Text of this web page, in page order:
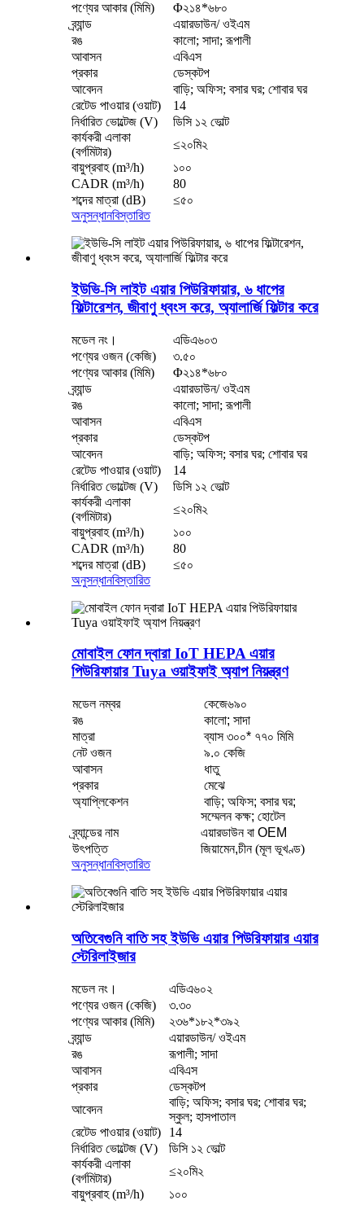
পণ্যের আকার (মিমি)
Φ২১৪*৬৮০
ব্র্যান্ড
এয়ারডাউন/ ওইএম
রঙ
কালো; সাদা; রূপালী
আবাসন
এবিএস
প্রকার
ডেস্কটপ
আবেদন
বাড়ি; অফিস; বসার ঘর; শোবার ঘর
রেটেড পাওয়ার (ওয়াট)
14
নির্ধারিত ভোল্টেজ (V)
ডিসি ১২ ভোল্ট
কার্যকরী এলাকা
(বর্গমিটার)
≤২০মি২
বায়ুপ্রবাহ (m³/h)
১০০
CADR (m³/h)
80
শব্দের মাত্রা (dB)
≤৫০
অনুসন্ধানবিস্তারিত
ইউভি-সি লাইট এয়ার পিউরিফায়ার, ৬ ধাপের
ফিল্টারেশন, জীবাণু ধ্বংস করে, অ্যালার্জি ফিল্টার করে
মডেল নং।
এডিএ৬০৩
পণ্যের ওজন (কেজি)
৩.৫০
পণ্যের আকার (মিমি)
Φ২১৪*৬৮০
ব্র্যান্ড
এয়ারডাউন/ ওইএম
রঙ
কালো; সাদা; রূপালী
আবাসন
এবিএস
প্রকার
ডেস্কটপ
আবেদন
বাড়ি; অফিস; বসার ঘর; শোবার ঘর
রেটেড পাওয়ার (ওয়াট)
14
নির্ধারিত ভোল্টেজ (V)
ডিসি ১২ ভোল্ট
কার্যকরী এলাকা
(বর্গমিটার)
≤২০মি২
বায়ুপ্রবাহ (m³/h)
১০০
CADR (m³/h)
80
শব্দের মাত্রা (dB)
≤৫০
অনুসন্ধানবিস্তারিত
মোবাইল ফোন দ্বারা IoT HEPA এয়ার
পিউরিফায়ার Tuya ওয়াইফাই অ্যাপ নিয়ন্ত্রণ
মডেল নম্বর
কেজে৬৯০
রঙ
কালো; সাদা
মাত্রা
ব্যাস ৩০০* ৭৭০ মিমি
নেট ওজন
৯.০ কেজি
আবাসন
ধাতু
প্রকার
মেঝে
অ্যাপ্লিকেশন
বাড়ি; অফিস; বসার ঘর;
সম্মেলন কক্ষ; হোটেল
ব্র্যান্ডের নাম
এয়ারডাউন বা OEM
উৎপত্তি
জিয়ামেন,চীন (মূল ভূখণ্ড)
অনুসন্ধানবিস্তারিত
অতিবেগুনি বাতি সহ ইউভি এয়ার পিউরিফায়ার এয়ার
স্টেরিলাইজার
মডেল নং।
এডিএ৬০২
পণ্যের ওজন (কেজি)
৩.৩০
পণ্যের আকার (মিমি)
২৩৬*১৮২*৩৯২
ব্র্যান্ড
এয়ারডাউন/ ওইএম
রঙ
রূপালী; সাদা
আবাসন
এবিএস
প্রকার
ডেস্কটপ
আবেদন
বাড়ি; অফিস; বসার ঘর; শোবার ঘর;
স্কুল; হাসপাতাল
রেটেড পাওয়ার (ওয়াট)
14
নির্ধারিত ভোল্টেজ (V)
ডিসি ১২ ভোল্ট
কার্যকরী এলাকা
(বর্গমিটার)
≤২০মি২
বায়ুপ্রবাহ (m³/h)
১০০